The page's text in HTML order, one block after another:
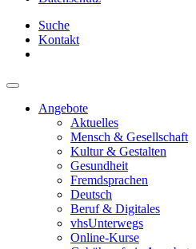
Suche
Kontakt
Angebote
Aktuelles
Mensch & Gesellschaft
Kultur & Gestalten
Gesundheit
Fremdsprachen
Deutsch
Beruf & Digitales
vhsUnterwegs
Online-Kurse